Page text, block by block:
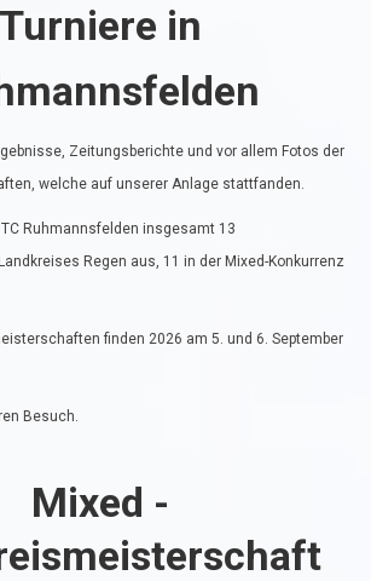
Turniere in
Zeitungsberichte und vor allem Fotos der
welche auf unserer Anlage stattfanden.
Ruhmannsfelden insgesamt 13
Regen aus, 11 in der Mixed-Konkurrenz
finden 2026 am 5. und 6. September
Besuch.
Mixed -